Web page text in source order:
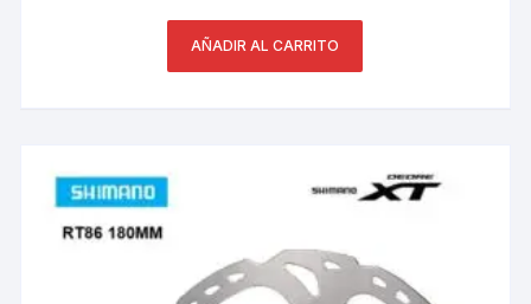
AÑADIR AL CARRITO